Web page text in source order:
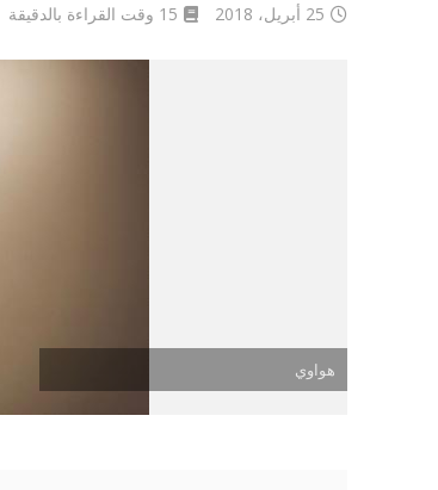
25 أبريل، 2018 15 وقت القراءة بالدقيقة
هواوي